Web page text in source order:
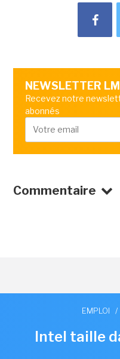
NEWSLETTER LMI
Recevez notre
abonnés
Commentaire
EMPLOI /
Intel taille